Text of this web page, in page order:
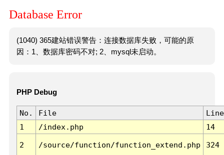
Database Error
(1040) 365建站错误警告：连接数据库失败，可能的原
因：1、数据库密码不对; 2、mysql未启动。
PHP Debug
No. File
Line
1
/index.php 14
2 /source/function/function_extend.php 324